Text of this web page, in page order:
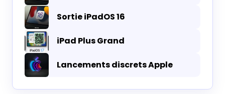
Sortie iPadOS 16
iPad Plus Grand
Lancements discrets Apple